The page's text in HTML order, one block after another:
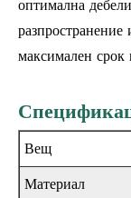
оптимална
разпространение
максимален срок
Вещ
Материал